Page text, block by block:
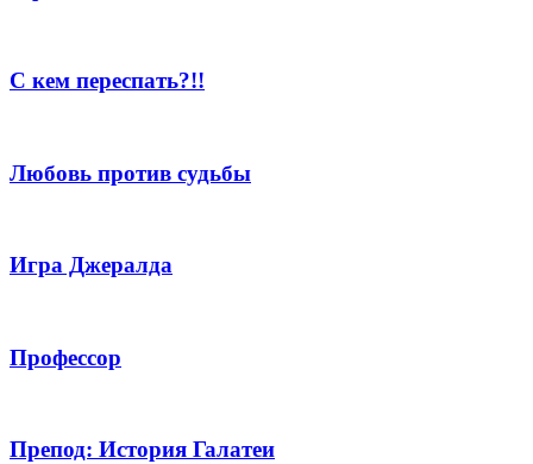
С кем переспать?!!
Любовь против судьбы
Игра Джералда
Профессор
Препод: История Галатеи